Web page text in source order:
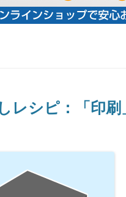
レシピ：「印刷